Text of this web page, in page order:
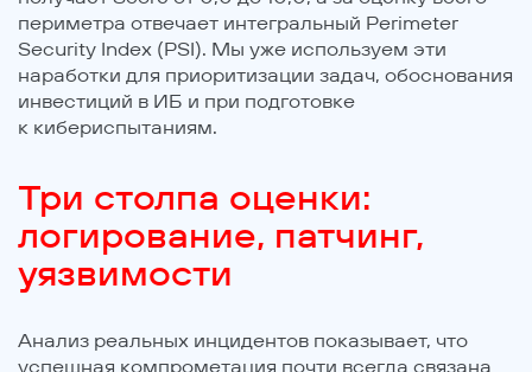
периметра отвечает интегральный Perimeter
Security Index (PSI). Мы уже используем эти
наработки для приоритизации задач, обоснования
инвестиций в ИБ и при подготовке
к кибериспытаниям.
Три столпа оценки:
логирование, патчинг,
уязвимости
Анализ реальных инцидентов показывает, что
успешная компрометация почти всегда связана